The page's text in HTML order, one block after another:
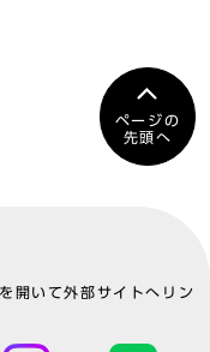
ページの
先頭へ
開いて外部サイトへリン